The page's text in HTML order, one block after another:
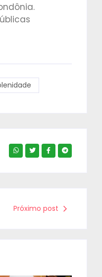
Próximo post